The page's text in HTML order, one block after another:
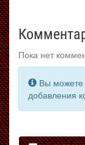
Пока нет
Вы можете
добавления